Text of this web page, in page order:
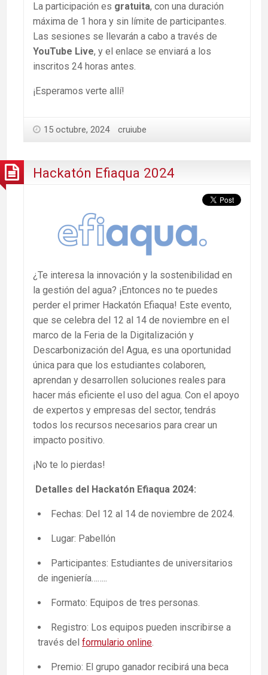
La participación es gratuita, con una duración
máxima de 1 hora y sin límite de participantes.
Las sesiones se llevarán a cabo a través de
YouTube Live, y el enlace se enviará a los
inscritos 24 horas antes.
¡Esperamos verte allí!
15 octubre, 2024 cruiube
Hackatón Efiaqua 2024
¿Te interesa la innovación y la sostenibilidad en
la gestión del agua? ¡Entonces no te puedes
perder el primer Hackatón Efiaqua! Este evento,
que se celebra del 12 al 14 de noviembre en el
marco de la Feria de la Digitalización y
Descarbonización del Agua, es una oportunidad
única para que los estudiantes colaboren,
aprendan y desarrollen soluciones reales para
hacer más eficiente el uso del agua. Con el apoyo
de expertos y empresas del sector, tendrás
todos los recursos necesarios para crear un
impacto positivo.
¡No te lo pierdas!
Detalles del Hackatón Efiaqua 2024:
Fechas: Del 12 al 14 de noviembre de 2024.
Lugar: Pabellón
Participantes: Estudiantes de universitarios
de ingeniería……..
Formato: Equipos de tres personas.
Registro: Los equipos pueden inscribirse a
través del formulario online
Premio: El grupo ganador recibirá una beca